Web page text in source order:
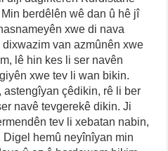
berdêlên wê dan û hê jî
xwe di nava
van azmûnên xwe
lê hin kes li ser navên
xwe tev li wan bikin.
çêdikin, rê li ber
navê tevgerekê dikin. Ji
tev li xebatan nabin,
hemû neyînîyan min